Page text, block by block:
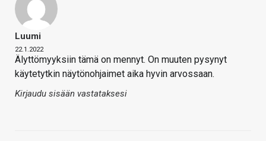
Luumi
22.1.2022
Älyttömyyksiin tämä on mennyt. On muuten pysynyt
käytetytkin näytönohjaimet aika hyvin arvossaan.
Kirjaudu sisään vastataksesi